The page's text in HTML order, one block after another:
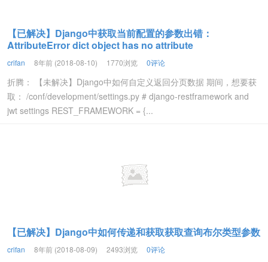
【已解决】Django中获取当前配置的参数出错：
AttributeError dict object has no attribute
crifan 8年前 (2018-08-10) 1770浏览 0评论
折腾： 【未解决】Django中如何自定义返回分页数据 期间，想要获
取： /conf/development/settings.py # django-restframework and
jwt settings REST_FRAMEWORK = {...
【已解决】Django中如何传递和获取获取查询布尔类型参数
crifan 8年前 (2018-08-09) 2493浏览 0评论